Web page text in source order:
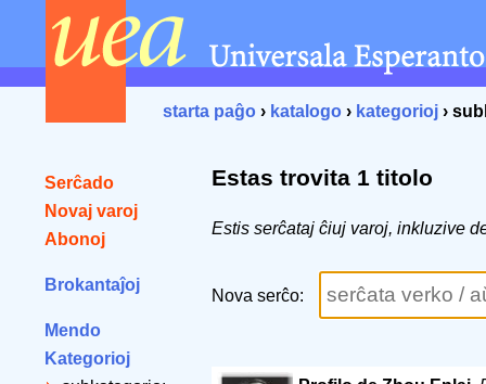
starta paĝo › katalogo › kategorioj ›
Serĉado
Novaj varoj
Abonoj
Brokantaĵoj
Mendo
Kategorioj
Estas trovita 1 titolo
Estis serĉataj ĉiuj varoj, inkluzive
Nova serĉo: